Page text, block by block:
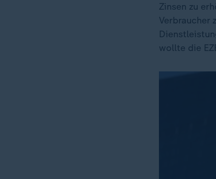
Zinsen zu
Verbraucher
wollte die